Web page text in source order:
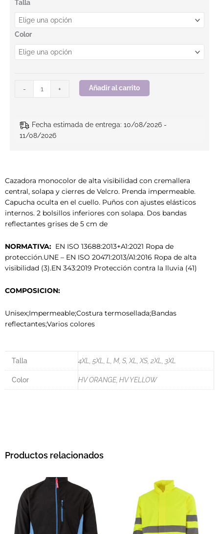
Talla
Color
- + Añadir al carrito
Fecha estimada de entrega: 10/08/2026 -
11/08/2026
Cazadora monocolor de alta visibilidad con cremallera
central, solapa y cierres de Velcro. Prenda impermeable.
Capucha oculta en el cuello. Puños con ajustes elásticos
internos. 2 bolsillos inferiores con solapa. Dos bandas
reflectantes grises de 5 cm de
NORMATIVA: EN ISO 13688:2013+A1:2021 Ropa de
protección.UNE – EN ISO 20471:2013/A1:2016 Ropa de alta
visibilidad (3).EN 343:2019 Protección contra la lluvia (41)
COMPOSICION:
Unisex;Impermeable;Costura termosellada;Bandas
reflectantes;Varios colores
Talla 4XL, 5XL, L, M, S, XL, XS, 2XL, 3XL
Color HV ORANGE, HV YELLOW
Productos relacionados
Este producto tiene múltiples variantes.